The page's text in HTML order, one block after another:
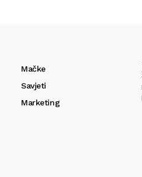
Mačke
Savjeti
Marketing